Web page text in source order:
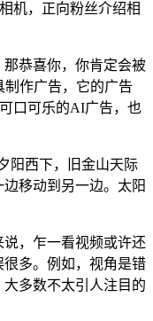
机，正向粉丝介绍相
恭喜你，你肯定会被
作广告，它的广告
口可乐的AI广告，也
西下，旧金山天际
移动到另一边。太阳
，乍一看视频或许还
多。例如，视角是错
多数不太引人注目的